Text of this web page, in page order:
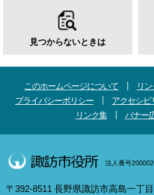
見つからないときは
このホームページについて
リ
プライバシーポリシー
アクセシビ
リンク集
バナー
法人番号
〒392-8511 長野県諏訪市高島一丁